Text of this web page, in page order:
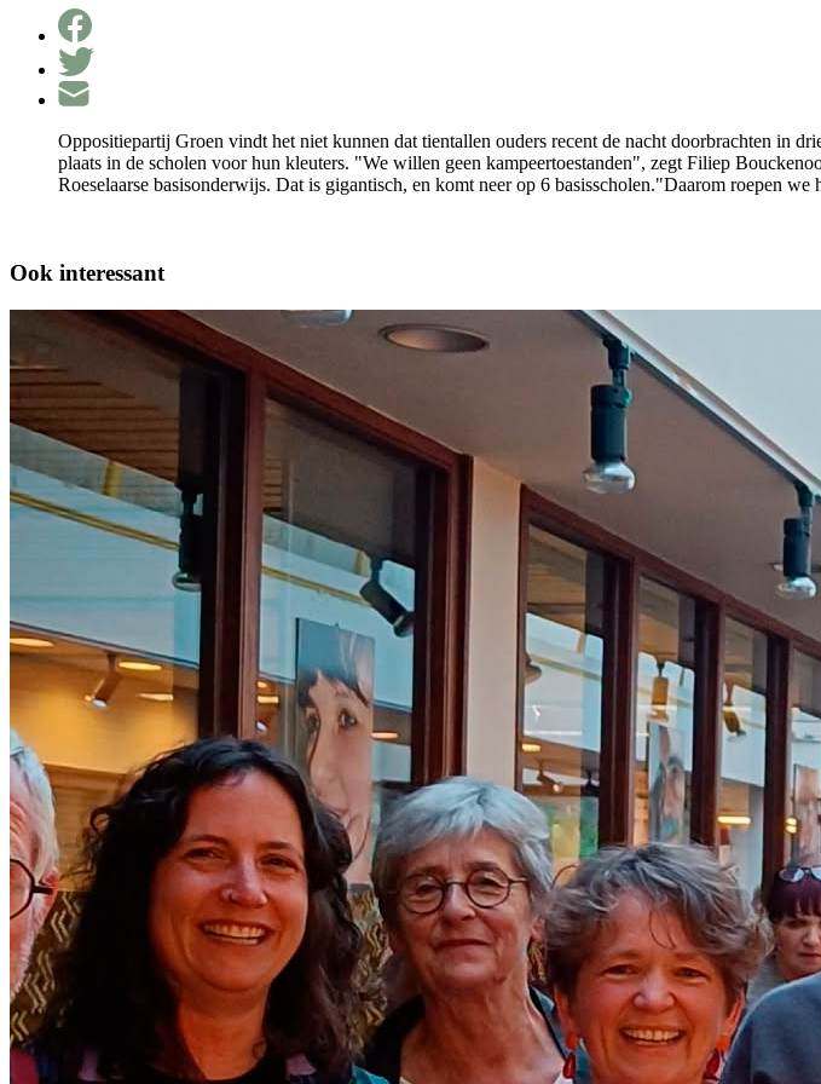
Oppositiepartij Groen vindt het niet kunnen dat tientallen ouders recent de nacht doorbrachten in
plaats in de scholen voor hun kleuters. "We willen geen kampeertoestanden", zegt Filiep
Roeselaarse basisonderwijs. Dat is gigantisch, en komt neer op 6 basisscholen."Daarom roepen
Ook interessant